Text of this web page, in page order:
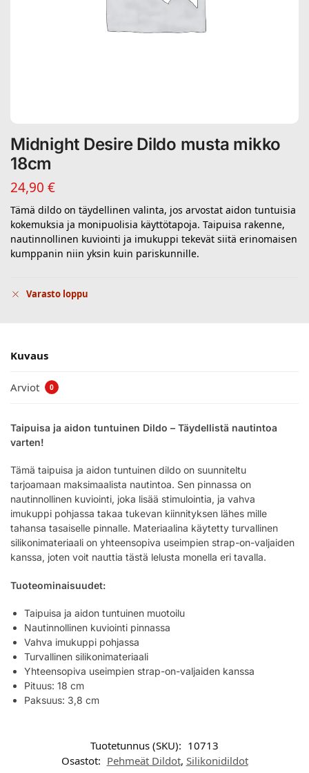
Midnight Desire Dildo musta mikko
18cm
24,90 €
Tämä dildo on täydellinen valinta, jos arvostat aidon tuntuisia
kokemuksia ja monipuolisia käyttötapoja. Taipuisa rakenne,
nautinnollinen kuviointi ja imukuppi tekevät siitä erinomaisen
kumppanin niin yksin kuin pariskunnille.
Varasto loppu
Kuvaus
Arviot 0
Taipuisa ja aidon tuntuinen Dildo – Täydellistä nautintoa
varten!
Tämä taipuisa ja aidon tuntuinen dildo on suunniteltu
tarjoamaan maksimaalista nautintoa. Sen pinnassa on
nautinnollinen kuviointi, joka lisää stimulointia, ja vahva
imukuppi pohjassa takaa tukevan kiinnityksen lähes mille
tahansa tasaiselle pinnalle. Materiaalina käytetty turvallinen
silikonimateriaali on yhteensopiva useimpien strap-on-valjaiden
kanssa, joten voit nauttia tästä lelusta monella eri tavalla.
Tuoteominaisuudet:
Taipuisa ja aidon tuntuinen muotoilu
Nautinnollinen kuviointi pinnassa
Vahva imukuppi pohjassa
Turvallinen silikonimateriaali
Yhteensopiva useimpien strap-on-valjaiden kanssa
Pituus: 18 cm
Paksuus: 3,8 cm
Tuotetunnus (SKU): 10713
Osastot: Pehmeät Dildot, Silikonidildot